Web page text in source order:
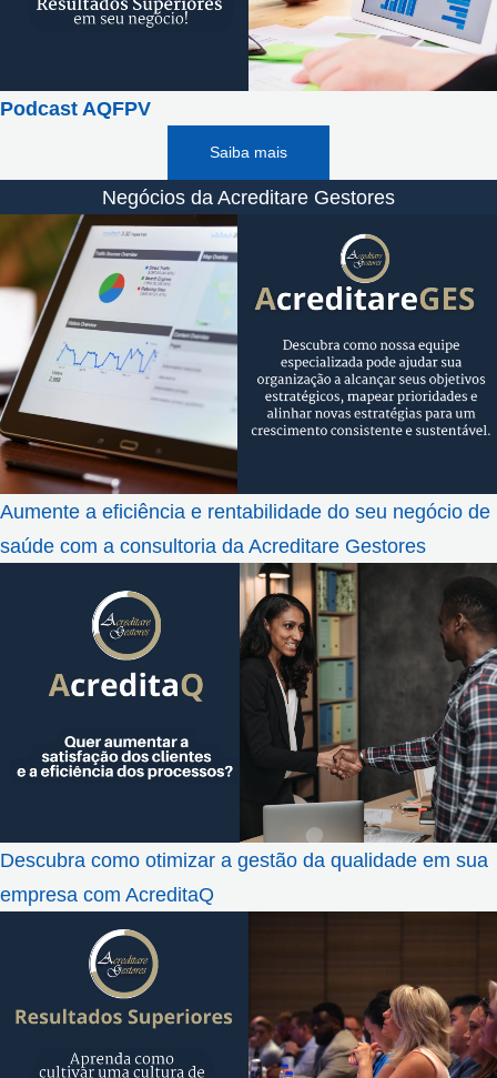
Podcast AQFPV
Saiba mais
Negócios da Acreditare Gestores
Aumente a eficiência e rentabilidade do seu negócio de
saúde com a consultoria da Acreditare Gestores
Descubra como otimizar a gestão da qualidade em sua
empresa com AcreditaQ